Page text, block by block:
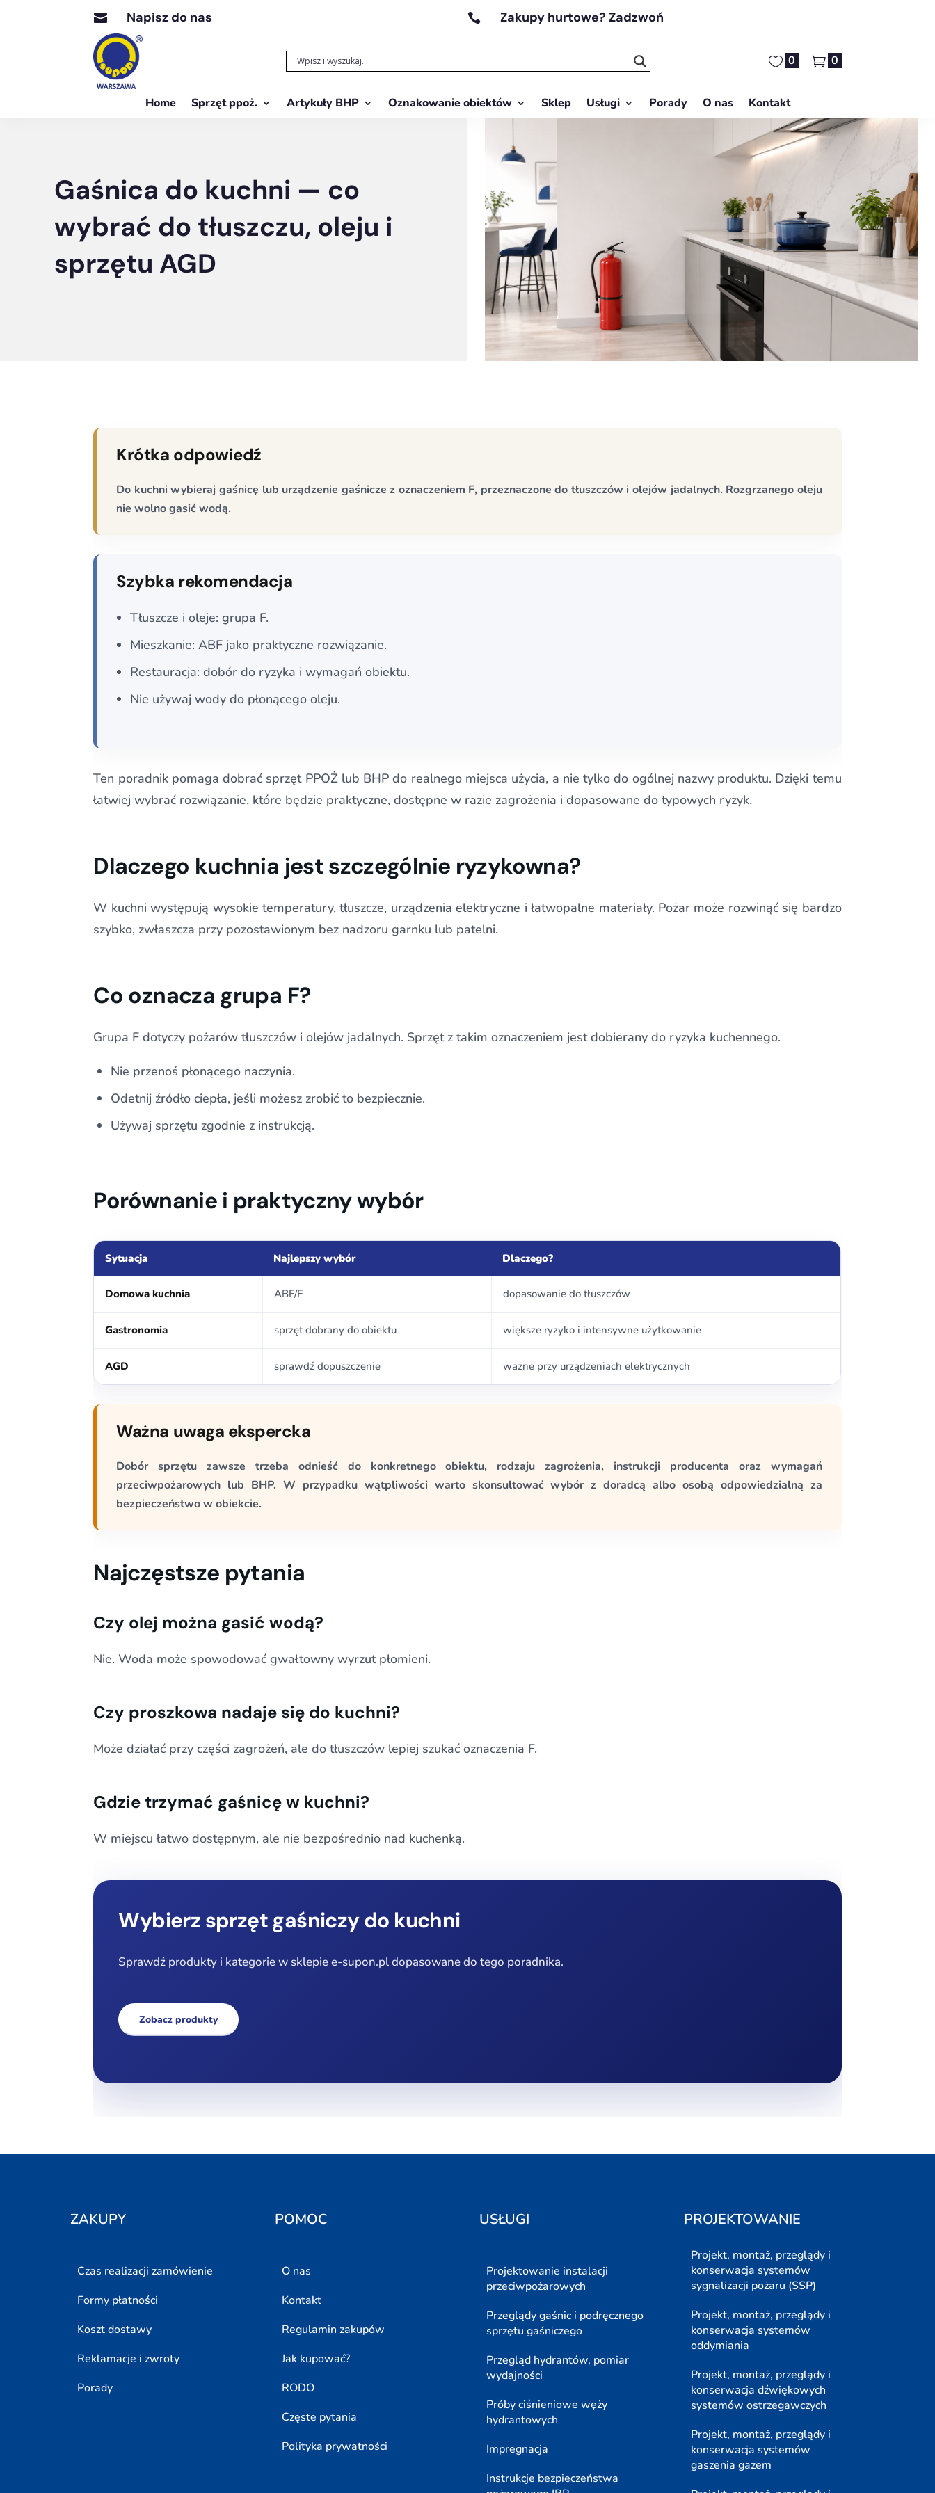
 Napisz do nas  Zakupy hurtowe? Zadzwoń
0 0
Home Sprzęt ppoż. Artykuły BHP Oznakowanie obiektów Sklep Usługi Porady O nas Kontakt
Gaśnica do kuchni — co
wybrać do tłuszczu, oleju i
sprzętu AGD
Krótka odpowiedź
Do kuchni wybieraj gaśnicę lub urządzenie gaśnicze z oznaczeniem F, przeznaczone do tłuszczów i olejów jadalnych. Rozgrzanego oleju
nie wolno gasić wodą.
Szybka rekomendacja
Tłuszcze i oleje: grupa F.
Mieszkanie: ABF jako praktyczne rozwiązanie.
Restauracja: dobór do ryzyka i wymagań obiektu.
Nie używaj wody do płonącego oleju.
Ten poradnik pomaga dobrać sprzęt PPOŻ lub BHP do realnego miejsca użycia, a nie tylko do ogólnej nazwy produktu. Dzięki temu
łatwiej wybrać rozwiązanie, które będzie praktyczne, dostępne w razie zagrożenia i dopasowane do typowych ryzyk.
Dlaczego kuchnia jest szczególnie ryzykowna?
W kuchni występują wysokie temperatury, tłuszcze, urządzenia elektryczne i łatwopalne materiały. Pożar może rozwinąć się bardzo
szybko, zwłaszcza przy pozostawionym bez nadzoru garnku lub patelni.
Co oznacza grupa F?
Grupa F dotyczy pożarów tłuszczów i olejów jadalnych. Sprzęt z takim oznaczeniem jest dobierany do ryzyka kuchennego.
Nie przenoś płonącego naczynia.
Odetnij źródło ciepła, jeśli możesz zrobić to bezpiecznie.
Używaj sprzętu zgodnie z instrukcją.
Porównanie i praktyczny wybór
Sytuacja Najlepszy wybór Dlaczego?
Domowa kuchnia ABF/F dopasowanie do tłuszczów
Gastronomia sprzęt dobrany do obiektu większe ryzyko i intensywne użytkowanie
AGD sprawdź dopuszczenie ważne przy urządzeniach elektrycznych
Ważna uwaga ekspercka
Dobór sprzętu zawsze trzeba odnieść do konkretnego obiektu, rodzaju zagrożenia, instrukcji producenta oraz wymagań
przeciwpożarowych lub BHP. W przypadku wątpliwości warto skonsultować wybór z doradcą albo osobą odpowiedzialną za
bezpieczeństwo w obiekcie.
Najczęstsze pytania
Czy olej można gasić wodą?
Nie. Woda może spowodować gwałtowny wyrzut płomieni.
Czy proszkowa nadaje się do kuchni?
Może działać przy części zagrożeń, ale do tłuszczów lepiej szukać oznaczenia F.
Gdzie trzymać gaśnicę w kuchni?
W miejscu łatwo dostępnym, ale nie bezpośrednio nad kuchenką.
Wybierz sprzęt gaśniczy do kuchni
Sprawdź produkty i kategorie w sklepie e-supon.pl dopasowane do tego poradnika.
Zobacz produkty
ZAKUPY
Czas realizacji zamówienie
Formy płatności
Koszt dostawy
Reklamacje i zwroty
Porady
POMOC
O nas
Kontakt
Regulamin zakupów
Jak kupować?
RODO
Częste pytania
Polityka prywatności
USŁUGI
Projektowanie instalacji
przeciwpożarowych
Przeglądy gaśnic i podręcznego
sprzętu gaśniczego
Przegląd hydrantów, pomiar
wydajności
Próby ciśnieniowe węży
hydrantowych
Impregnacja
Instrukcje bezpieczeństwa
PROJEKTOWANIE
Projekt, montaż, przeglądy i
konserwacja systemów
sygnalizacji pożaru (SSP)
Projekt, montaż, przeglądy i
konserwacja systemów
oddymiania
Projekt, montaż, przeglądy i
konserwacja dźwiękowych
systemów ostrzegawczych
Projekt, montaż, przeglądy i
konserwacja systemów
gaszenia gazem